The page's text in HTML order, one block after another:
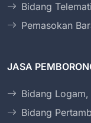
Bidang
Pemasokan
JASA
Bidang
Bidang